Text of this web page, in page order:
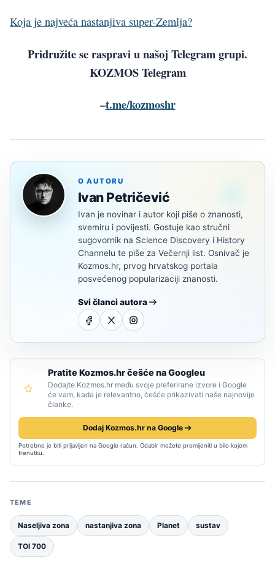
Koja je najveća nastanjiva super-Zemlja?
Pridružite se raspravi u našoj Telegram grupi.
KOZMOS Telegram
–t.me/kozmoshr
O AUTORU
Ivan Petričević
Ivan je novinar i autor koji piše o znanosti,
svemiru i povijesti. Gostuje kao stručni
sugovornik na Science Discovery i History
Channelu te piše za Večernji list. Osnivač je
Kozmos.hr, prvog hrvatskog portala
posvećenog popularizaciji znanosti.
Svi članci autora
Pratite Kozmos.hr češće na Googleu
Dodajte Kozmos.hr među svoje preferirane izvore i Google
će vam, kada je relevantno, češće prikazivati naše najnovije
članke.
Dodaj Kozmos.hr na Google
Potrebno je biti prijavljen na Google račun. Odabir možete promijeniti u bilo kojem
trenutku.
TEME
Naseljiva zona nastanjiva zona Planet sustav
TOI 700